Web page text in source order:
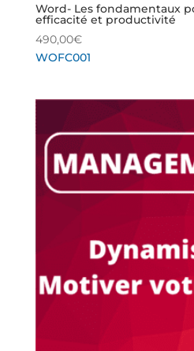
Word- Les fondamentaux
efficacité et productivité
490,00€
WOFC001